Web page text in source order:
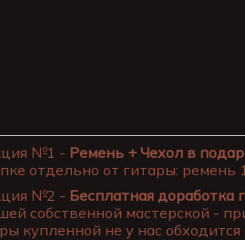
№1 - Ремень + Чехол в
отдельно от гитары:
№2 - Бесплатная доработка
собственной мастерской -
купленной не у нас